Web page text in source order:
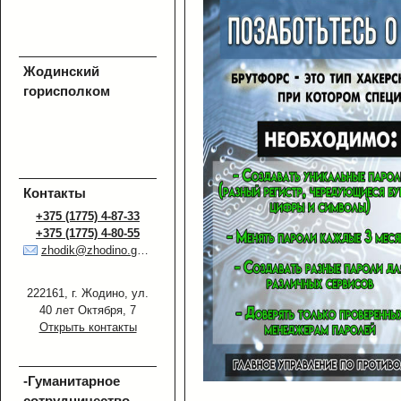
Жодинский
горисполком
Контакты
+375 (1775) 4-87-33
+375 (1775) 4-80-55
zhodik@zhodino.gov.by
222161, г. Жодино, ул.
40 лет Октября, 7
Открыть контакты
-Гуманитарное